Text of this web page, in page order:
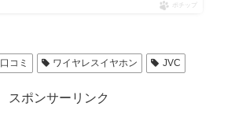
ポチップ
口コミ ワイヤレスイヤホン JVC
スポンサーリンク